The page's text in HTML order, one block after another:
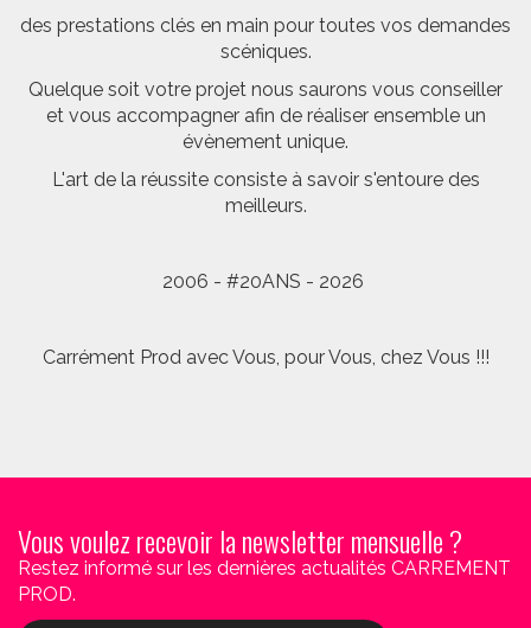
des prestations clés en main pour toutes vos demandes
scéniques.
Quelque soit votre projet nous saurons vous conseiller
et vous accompagner afin de réaliser ensemble un
évènement unique.
L'art de la réussite consiste à savoir s'entoure des
meilleurs.
2006 - #20ANS - 2026
Carrément Prod avec Vous, pour Vous, chez Vous !!!
Vous voulez recevoir la newsletter mensuelle ?
Restez informé sur les dernières actualités CARREMENT
PROD.